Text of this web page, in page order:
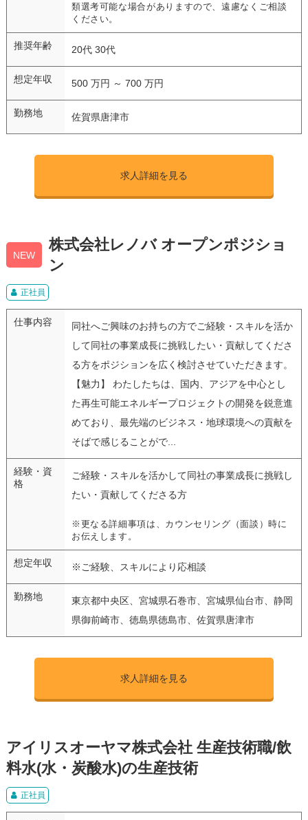
類選考可能な場合がありますので、遠慮なくご相談
ください。
推奨年齢 20代 30代
想定年収 500 万円 ～ 700 万円
勤務地 佐賀県唐津市
求人詳細を見る
NEW
株式会社レノバ オープンポジショ
ン
正社員
仕事内容
同社へご興味のお持ちの方でご経験・スキルを活か
して同社の事業成長に挑戦したい・貢献してくださ
る方をポジションを広く検討させていただきます。
【魅力】 わたしたちは、国内、アジアを中心とし
た再生可能エネルギープロジェクトの開発を鋭意進
めており、最先端のビジネス・地球環境への貢献を
そばで感じることがで...
経験・資
格
ご経験・スキルを活かして同社の事業成長に挑戦し
たい・貢献してくださる方
※更なる詳細事項は、カウンセリング（面談）時に
お伝えします。
想定年収 ※ご経験、スキルにより応相談
勤務地
東京都中央区、宮城県石巻市、宮城県仙台市、静岡
県御前崎市、徳島県徳島市、佐賀県唐津市
求人詳細を見る
アイリスオーヤマ株式会社 生産技術職/飲
料水(水・炭酸水)の生産技術
正社員